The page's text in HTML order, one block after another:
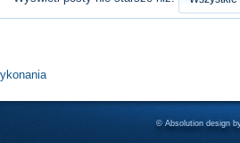
© Absolution design